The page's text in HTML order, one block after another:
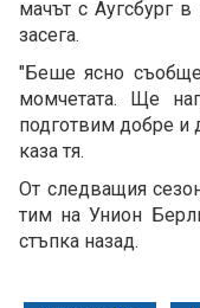
мачът с Аугсбург
засега.
"Беше ясно
момчетата. Ще
подготвим добре и
каза тя.
От следващия
тим на Унион
стъпка назад.